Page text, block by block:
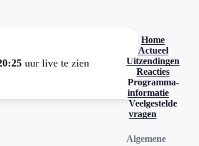
uur live te zien
Home
Actueel
Uitzendingen
Reacties
Programma-
informatie
Veelgestelde
vragen
Algemene